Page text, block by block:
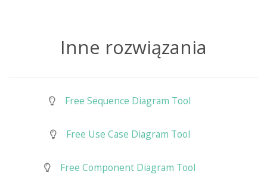
Inne rozwiązania
Free Sequence Diagram Tool
Free Use Case Diagram Tool
Free Component Diagram Tool